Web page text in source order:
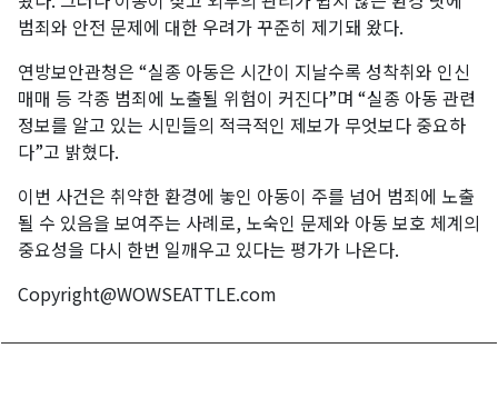
범죄와 안전 문제에 대한 우려가 꾸준히 제기돼 왔다.
연방보안관청은 “실종 아동은 시간이 지날수록 성착취와 인신
매매 등 각종 범죄에 노출될 위험이 커진다”며 “실종 아동 관련
정보를 알고 있는 시민들의 적극적인 제보가 무엇보다 중요하
다”고 밝혔다.
이번 사건은 취약한 환경에 놓인 아동이 주를 넘어 범죄에 노출
될 수 있음을 보여주는 사례로, 노숙인 문제와 아동 보호 체계의
중요성을 다시 한번 일깨우고 있다는 평가가 나온다.
Copyright@WOWSEATTLE.com